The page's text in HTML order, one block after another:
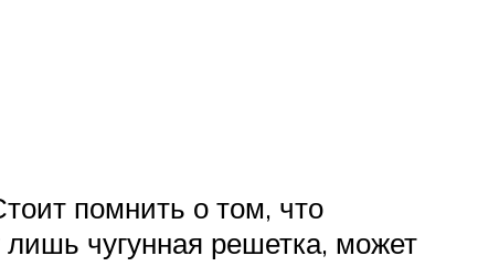
помнить о том, что
чугунная решетка, может